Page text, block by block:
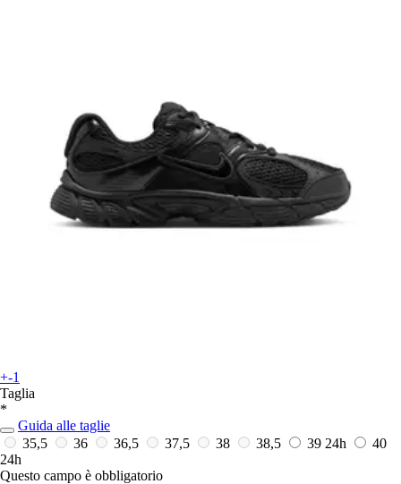
+-1
Taglia
*
Guida alle taglie
35,5
36 36,5 37,5 38 38,5 39 24h
40
24h
Questo campo è obbligatorio